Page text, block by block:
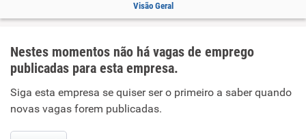
Visão Geral
Nestes momentos não há vagas de emprego
publicadas para esta empresa.
Siga esta empresa se quiser ser o primeiro a saber quando
novas vagas forem publicadas.